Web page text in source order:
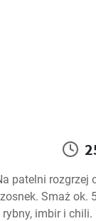
patelni rozgrzej
Smaż ok.
imbir i chili.